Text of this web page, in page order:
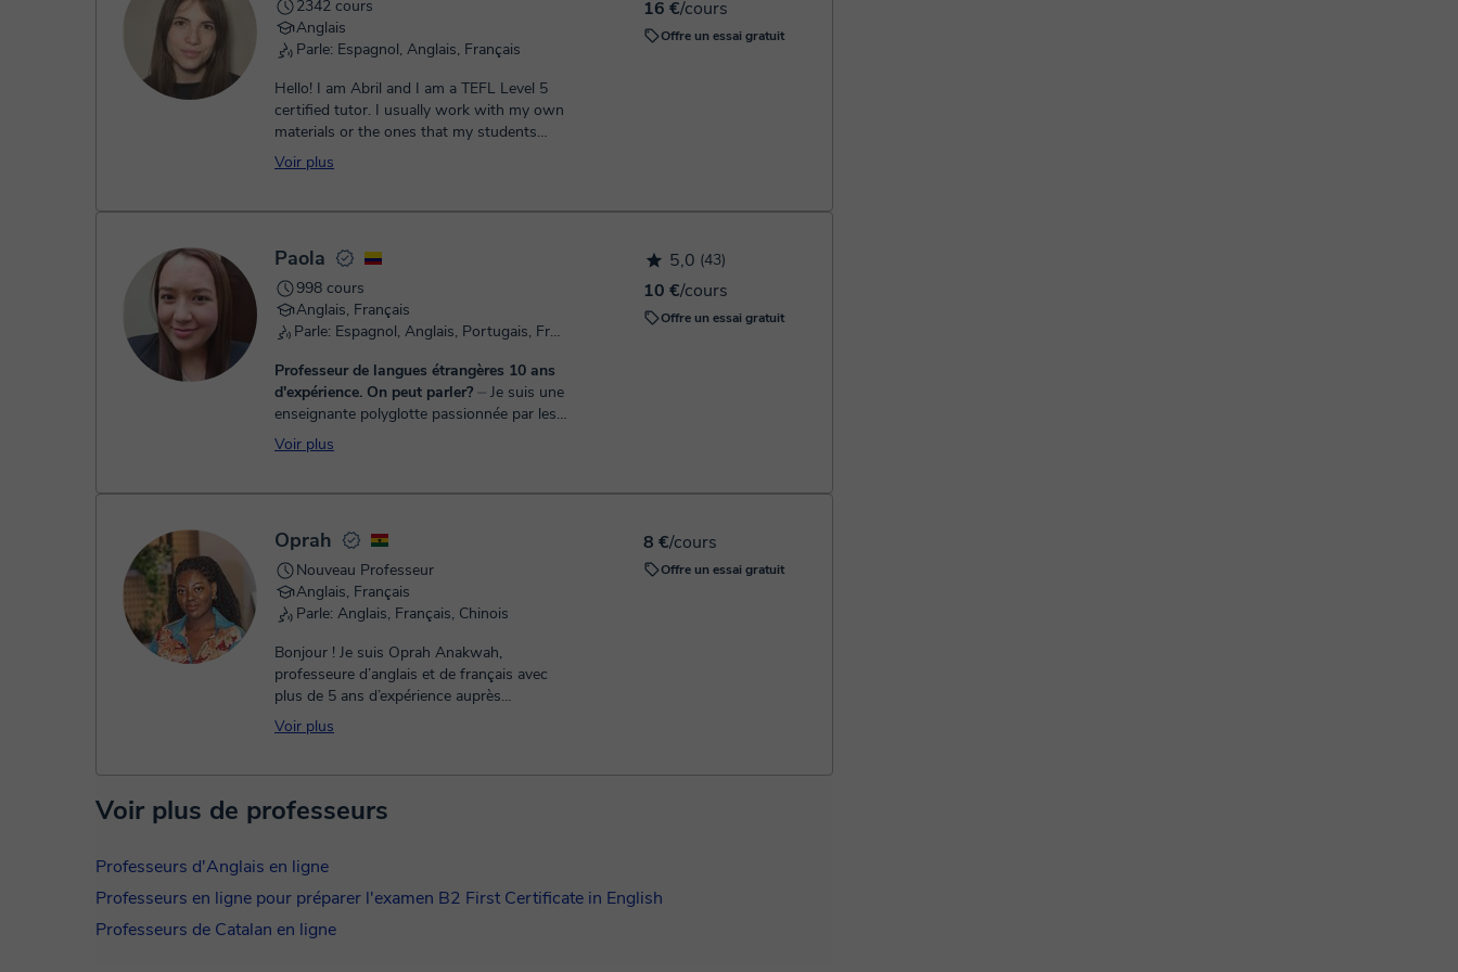
16 €/cours
Offre un essai gratuit
2342 cours
Anglais
Parle: Espagnol, Anglais, Français
Hello! I am Abril and I am a TEFL Level 5
certified tutor. I usually work with my own
materials or the ones that my students
provide, focusing on the ...
Voir plus
5,0 (43)
10 €/cours
Offre un essai gratuit
Paola
998 cours
Anglais, Français
Parle: Espagnol, Anglais, Portugais, Français
Professeur de langues étrangères 10 ans
d'expérience. On peut parler? ⏤ Je suis une
enseignante polyglotte passionnée par les
langues et la transmission du savoir. J’ai
commencé à apprendre l’anglais à l’âge de
Voir plus
8 €/cours
Offre un essai gratuit
Oprah
Nouveau Professeur
Anglais, Français
Parle: Anglais, Français, Chinois
Bonjour ! Je suis Oprah Anakwah,
professeure d’anglais et de français avec
plus de 5 ans d’expérience auprès
d’apprenants de différents âges et niveau...
Voir plus
Voir plus de professeurs
Professeurs d'Anglais en ligne
Professeurs en ligne pour préparer l'examen B2 First Certificate in English
Professeurs de Catalan en ligne